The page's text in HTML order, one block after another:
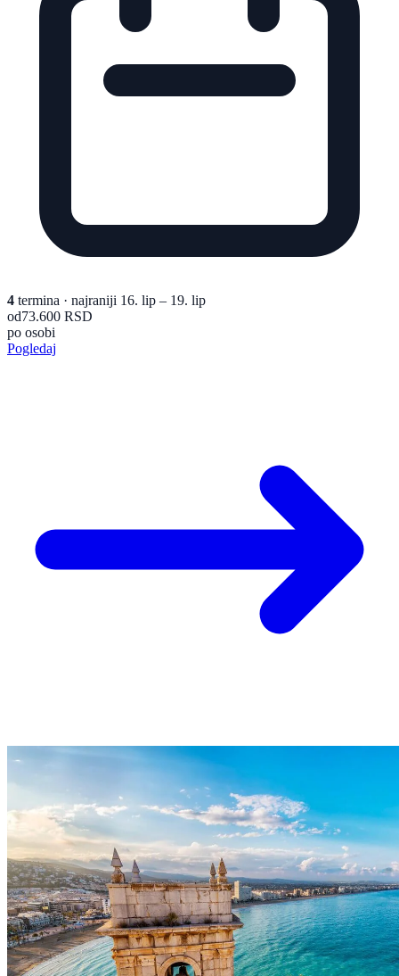
4 termina · najraniji 16. lip – 19. lip
od73.600 RSD
po osobi
Pogledaj